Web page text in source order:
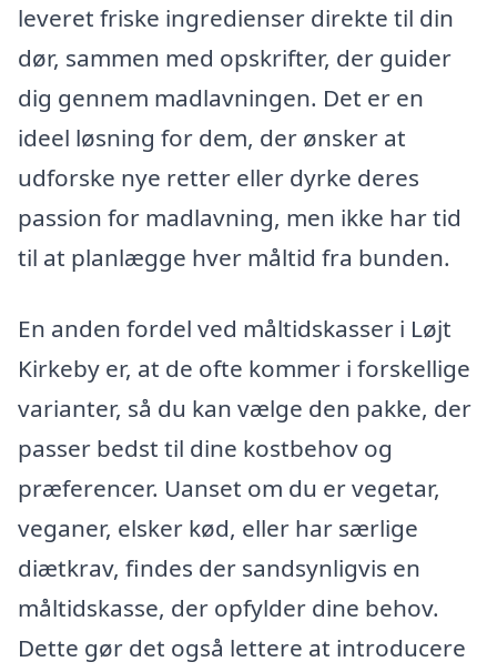
leveret friske ingredienser direkte til din
dør, sammen med opskrifter, der guider
dig gennem madlavningen. Det er en
ideel løsning for dem, der ønsker at
udforske nye retter eller dyrke deres
passion for madlavning, men ikke har tid
til at planlægge hver måltid fra bunden.
En anden fordel ved måltidskasser i Løjt
Kirkeby er, at de ofte kommer i forskellige
varianter, så du kan vælge den pakke, der
passer bedst til dine kostbehov og
præferencer. Uanset om du er vegetar,
veganer, elsker kød, eller har særlige
diætkrav, findes der sandsynligvis en
måltidskasse, der opfylder dine behov.
Dette gør det også lettere at introducere